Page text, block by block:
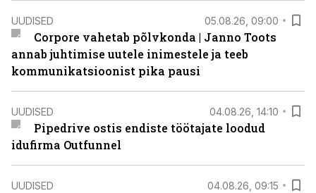
UUDISED 05.08.26, 09:00
Corpore vahetab põlvkonda | Janno Toots
annab juhtimise uutele inimestele ja teeb
kommunikatsioonist pika pausi
UUDISED 04.08.26, 14:10
Pipedrive ostis endiste töötajate loodud
idufirma Outfunnel
UUDISED 04.08.26, 09:15